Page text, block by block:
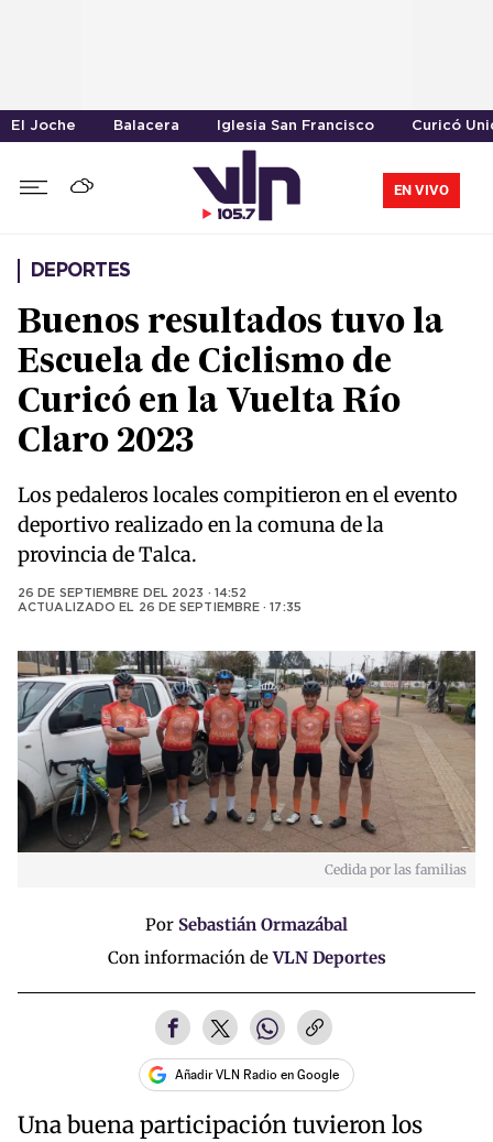
El Joche Balacera Iglesia San Francisco Curicó
EN VIVO
DEPORTES
Buenos resultados tuvo la
Escuela de Ciclismo de
Curicó en la Vuelta Río
Claro 2023
Los pedaleros locales compitieron en el evento
deportivo realizado en la comuna de la
provincia de Talca.
26 DE SEPTIEMBRE DEL 2023 · 14:52
ACTUALIZADO EL 26 DE SEPTIEMBRE · 17:35
Cedida por las familias
Por Sebastián Ormazábal
Con información deVLN Deportes
Añadir VLN Radio en Google
Una buena participación tuvieron los